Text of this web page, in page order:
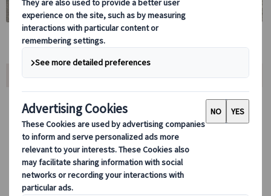
ツアー内容
モンサンミッシェル日帰りツアーでは、世界遺産モンサンミッシェル
を効率よく訪問いただけます。
修道院入場券付き(往復移動のみプランを除く)日帰り行程で、移動か
ら現地滞在までスムーズにご参加いただけるツアーです。
パリからモンサンミッシェルへ直行し、現地での滞在時間を確保した
行程となります。
日本語ガイド付きプランでは、フランス政府公認ガイドが移動中およ
び現地で解説を行います。見学後は自由時間もあり、散策や写真撮影